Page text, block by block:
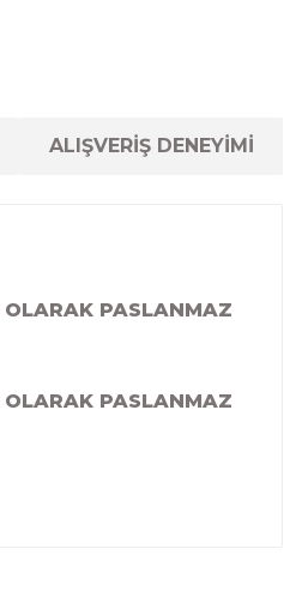
ALIŞVERİŞ DENEYİMİ
OLARAK PASLANMAZ
OLARAK PASLANMAZ